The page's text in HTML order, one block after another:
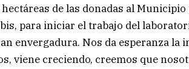
de las donadas al
para iniciar el trabajo del
envergadura. Nos da esperanza la
viene creciendo, creemos que